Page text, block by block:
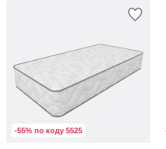
-55% по коду 5525